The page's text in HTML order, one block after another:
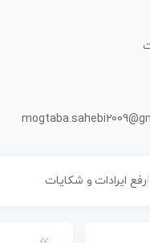
رفع ایرادات و شکایات